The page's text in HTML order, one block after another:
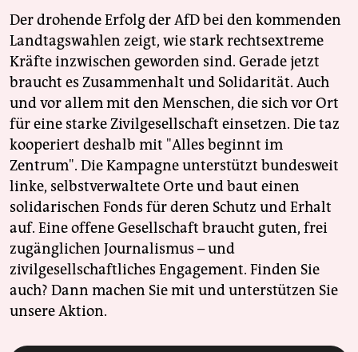
Der drohende Erfolg der AfD bei den kommenden
Landtagswahlen zeigt, wie stark rechtsextreme
Kräfte inzwischen geworden sind. Gerade jetzt
braucht es Zusammenhalt und Solidarität. Auch
und vor allem mit den Menschen, die sich vor Ort
für eine starke Zivilgesellschaft einsetzen. Die taz
kooperiert deshalb mit "Alles beginnt im
Zentrum". Die Kampagne unterstützt bundesweit
linke, selbstverwaltete Orte und baut einen
solidarischen Fonds für deren Schutz und Erhalt
auf. Eine offene Gesellschaft braucht guten, frei
zugänglichen Journalismus – und
zivilgesellschaftliches Engagement. Finden Sie
auch? Dann machen Sie mit und unterstützen Sie
unsere Aktion.